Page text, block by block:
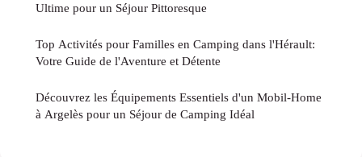
Ultime pour un Séjour Pittoresque
Top Activités pour Familles en Camping dans l'Hérault:
Votre Guide de l'Aventure et Détente
Découvrez les Équipements Essentiels d'un Mobil-Home
à Argelès pour un Séjour de Camping Idéal